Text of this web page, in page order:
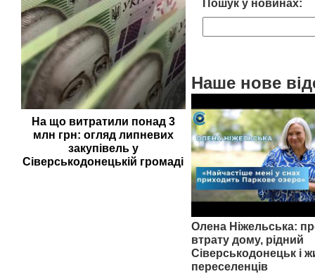
На що витратили понад 3
млн грн: огляд липневих
закупівель у
Сіверськодонецькій громаді
Пошук у новинах:
Наше нове
Олена Ніжельська:
втрату дому, рідний
Сіверськодонецьк і
переселенців